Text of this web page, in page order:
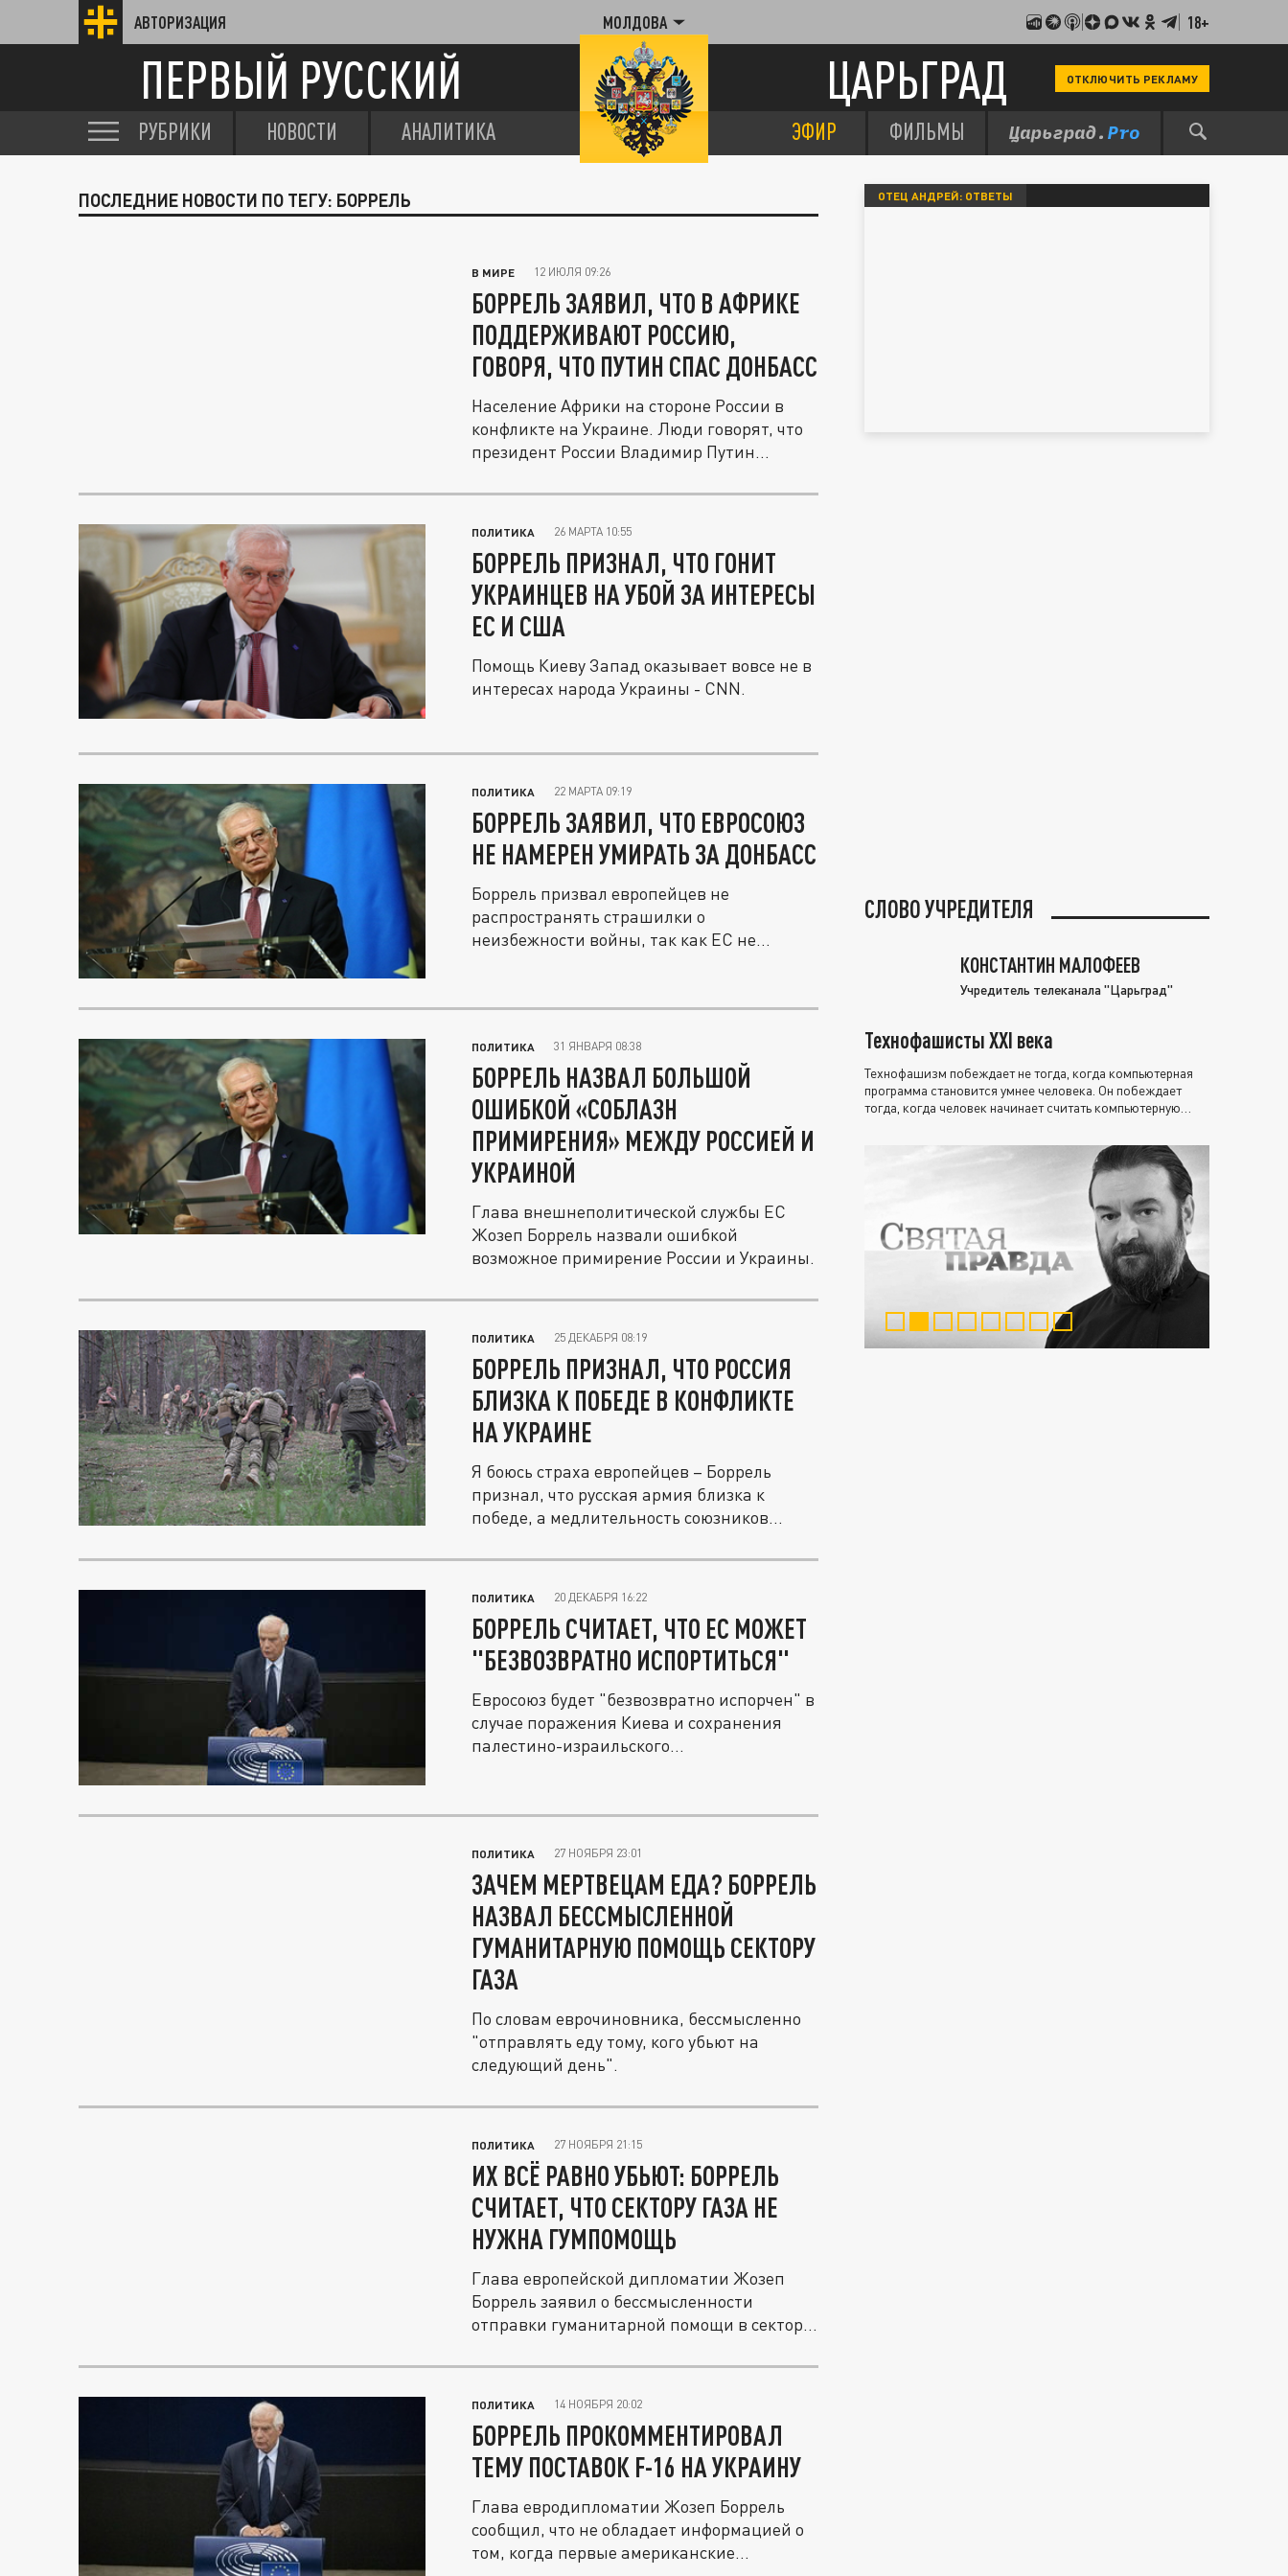
АВТОРИЗАЦИЯ МОЛДОВА 18+
ПЕРВЫЙ РУССКИЙ ЦАРЬГРАД ОТКЛЮЧИТЬ РЕКЛАМУ
РУБРИКИ НОВОСТИ АНАЛИТИКА ЭФИР ФИЛЬМЫ
ПОСЛЕДНИЕ НОВОСТИ ПО ТЕГУ: БОРРЕЛЬ
В МИРЕ 12 ИЮЛЯ 09:26
БОРРЕЛЬ ЗАЯВИЛ, ЧТО В АФРИКЕ
ПОДДЕРЖИВАЮТ РОССИЮ,
ГОВОРЯ, ЧТО ПУТИН СПАС ДОНБАСС
Население Африки на стороне России в
конфликте на Украине. Люди говорят, что
президент России Владимир Путин...
ПОЛИТИКА 26 МАРТА 10:55
БОРРЕЛЬ ПРИЗНАЛ, ЧТО ГОНИТ
УКРАИНЦЕВ НА УБОЙ ЗА ИНТЕРЕСЫ
ЕС И США
Помощь Киеву Запад оказывает вовсе не в
интересах народа Украины - CNN.
ПОЛИТИКА 22 МАРТА 09:19
БОРРЕЛЬ ЗАЯВИЛ, ЧТО ЕВРОСОЮЗ
НЕ НАМЕРЕН УМИРАТЬ ЗА ДОНБАСС
Боррель призвал европейцев не
распространять страшилки о
неизбежности войны, так как ЕС не
ПОЛИТИКА 31 ЯНВАРЯ 08:38
БОРРЕЛЬ НАЗВАЛ БОЛЬШОЙ
ОШИБКОЙ «СОБЛАЗН
ПРИМИРЕНИЯ» МЕЖДУ РОССИЕЙ И
УКРАИНОЙ
Глава внешнеполитической службы ЕС
Жозеп Боррель назвали ошибкой
возможное примирение России и Украины.
ПОЛИТИКА 25 ДЕКАБРЯ 08:19
БОРРЕЛЬ ПРИЗНАЛ, ЧТО РОССИЯ
БЛИЗКА К ПОБЕДЕ В КОНФЛИКТЕ
НА УКРАИНЕ
Я боюсь страха европейцев – Боррель
признал, что русская армия близка к
победе, а медлительность союзников...
ПОЛИТИКА 20 ДЕКАБРЯ 16:22
БОРРЕЛЬ СЧИТАЕТ, ЧТО ЕС МОЖЕТ
"БЕЗВОЗВРАТНО ИСПОРТИТЬСЯ"
Евросоюз будет "безвозвратно испорчен" в
случае поражения Киева и сохранения
палестино-израильского...
ПОЛИТИКА 27 НОЯБРЯ 23:01
ЗАЧЕМ МЕРТВЕЦАМ ЕДА? БОРРЕЛЬ
НАЗВАЛ БЕССМЫСЛЕННОЙ
ГУМАНИТАРНУЮ ПОМОЩЬ СЕКТОРУ
ГАЗА
По словам еврочиновника, бессмысленно
"отправлять еду тому, кого убьют на
следующий день".
ПОЛИТИКА 27 НОЯБРЯ 21:15
ИХ ВСЁ РАВНО УБЬЮТ: БОРРЕЛЬ
СЧИТАЕТ, ЧТО СЕКТОРУ ГАЗА НЕ
НУЖНА ГУМПОМОЩЬ
Глава европейской дипломатии Жозеп
Боррель заявил о бессмысленности
отправки гуманитарной помощи в сектор...
ПОЛИТИКА 14 НОЯБРЯ 20:02
БОРРЕЛЬ ПРОКОММЕНТИРОВАЛ
ТЕМУ ПОСТАВОК F-16 НА УКРАИНУ
Глава евродипломатии Жозеп Боррель
сообщил, что не обладает информацией о
том, когда первые американские...
ОТЕЦ АНДРЕЙ: ОТВЕТЫ
СЛОВО УЧРЕДИТЕЛЯ
КОНСТАНТИН МАЛОФЕЕВ
Учредитель телеканала "Царьград"
Технофашисты XXI века
Технофашизм побеждает не тогда, когда компьютерная
программа становится умнее человека. Он побеждает
тогда, когда человек начинает считать компьютерную